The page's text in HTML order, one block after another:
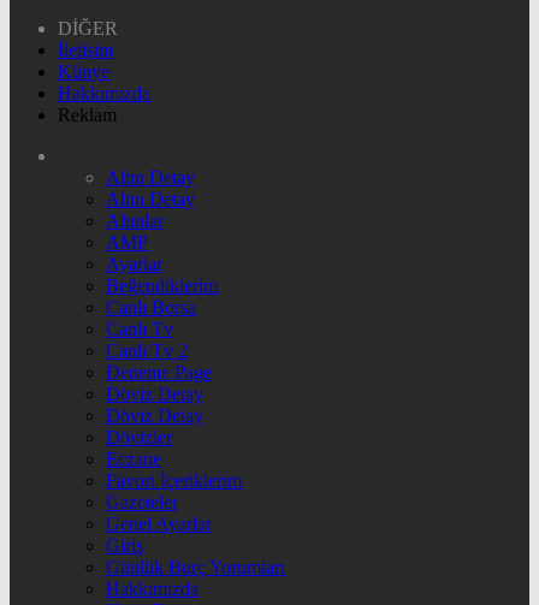
DİĞER
İletişim
Künye
Hakkımızda
Reklam
Altın Detay
Altın Detay
Altınlar
AMP
Ayarlar
Beğendiklerim
Canlı Borsa
Canlı Tv
Canlı Tv 2
Deneme Page
Döviz Detay
Döviz Detay
Dövizler
Eczane
Favori İçeriklerim
Gazeteler
Genel Ayarlar
Giriş
Günlük Burç Yorumları
Hakkımızda